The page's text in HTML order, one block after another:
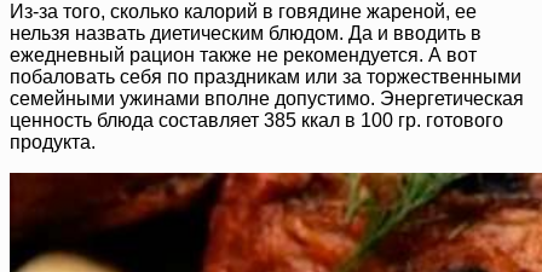
Из-за того, сколько калорий в говядине жареной, ее
нельзя назвать диетическим блюдом. Да и вводить в
ежедневный рацион также не рекомендуется. А вот
побаловать себя по праздникам или за торжественными
семейными ужинами вполне допустимо. Энергетическая
ценность блюда составляет 385 ккал в 100 гр. готового
продукта.